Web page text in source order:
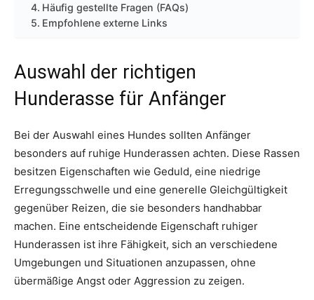
Häufig gestellte Fragen (FAQs)
Empfohlene externe Links
Auswahl der richtigen
Hunderasse für Anfänger
Bei der Auswahl eines Hundes sollten Anfänger
besonders auf ruhige Hunderassen achten. Diese Rassen
besitzen Eigenschaften wie Geduld, eine niedrige
Erregungsschwelle und eine generelle Gleichgültigkeit
gegenüber Reizen, die sie besonders handhabbar
machen. Eine entscheidende Eigenschaft ruhiger
Hunderassen ist ihre Fähigkeit, sich an verschiedene
Umgebungen und Situationen anzupassen, ohne
übermäßige Angst oder Aggression zu zeigen.